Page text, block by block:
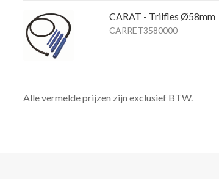
CARAT - Trilfles Ø58mm
CARRET3580000
Alle vermelde prijzen zijn exclusief BTW.